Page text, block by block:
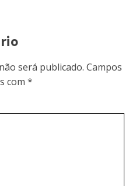
será publicado. Campos
com *